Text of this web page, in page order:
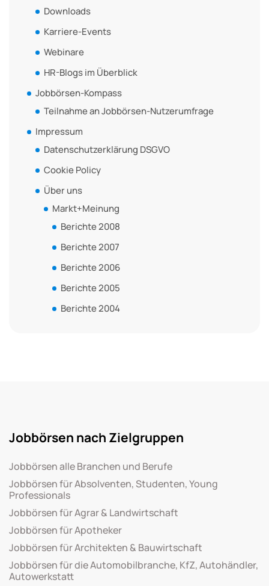
Downloads
Karriere-Events
Webinare
HR-Blogs im Überblick
Jobbörsen-Kompass
Teilnahme an Jobbörsen-Nutzerumfrage
Impressum
Datenschutzerklärung DSGVO
Cookie Policy
Über uns
Markt+Meinung
Berichte 2008
Berichte 2007
Berichte 2006
Berichte 2005
Berichte 2004
Jobbörsen nach Zielgruppen
Jobbörsen alle Branchen und Berufe
Jobbörsen für Absolventen, Studenten, Young
Professionals
Jobbörsen für Agrar & Landwirtschaft
Jobbörsen für Apotheker
Jobbörsen für Architekten & Bauwirtschaft
Jobbörsen für die Automobilbranche, KfZ, Autohändler,
Autowerkstatt